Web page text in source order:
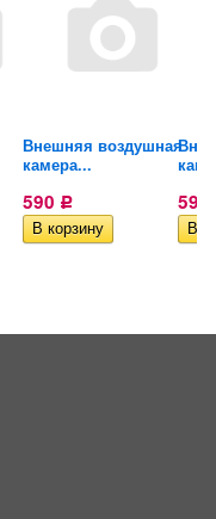
Внешняя воздушная
камера...
590 Р 590